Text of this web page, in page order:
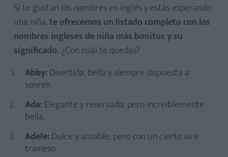
Si te gustan los nombres en inglés y estás esperando
una niña,te ofrecemos un listado completo con los
nombres ingleses de niña más bonitos y su
significado. ¿Con cuál te quedas?
Abby:Divertida, bella y siempre dispuesta a
sonreír.
Ada:Elegante y reservada, pero increíblemente
bella.
Adele:Dulce y amable, pero con un cierto aire
travieso.